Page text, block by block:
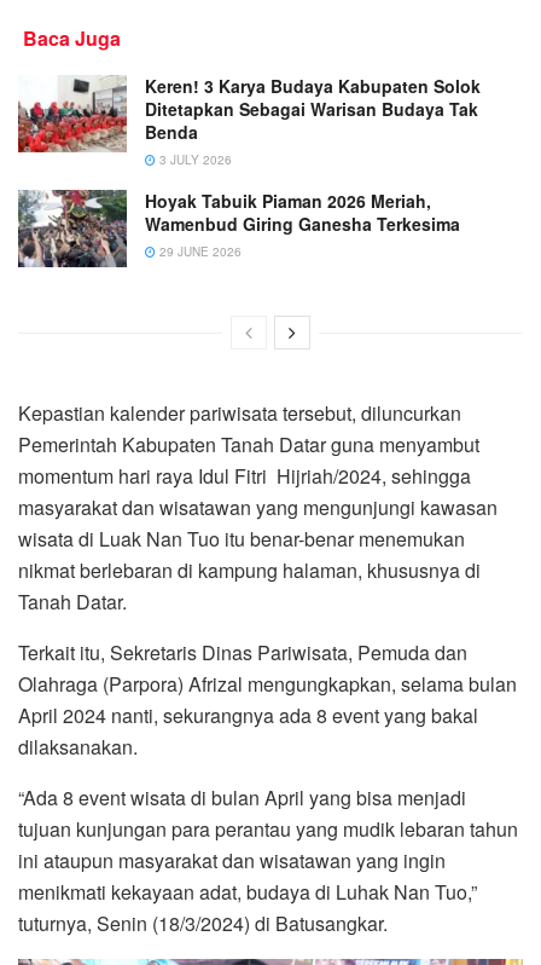
Baca Juga
Keren! 3 Karya Budaya Kabupaten Solok
Ditetapkan Sebagai Warisan Budaya Tak
Benda
3 JULY 2026
Hoyak Tabuik Piaman 2026 Meriah,
Wamenbud Giring Ganesha Terkesima
29 JUNE 2026
Kepastian kalender pariwisata tersebut, diluncurkan
Pemerintah Kabupaten Tanah Datar guna menyambut
momentum hari raya Idul Fitri Hijriah/2024, sehingga
masyarakat dan wisatawan yang mengunjungi kawasan
wisata di Luak Nan Tuo itu benar-benar menemukan
nikmat berlebaran di kampung halaman, khususnya di
Tanah Datar.
Terkait itu, Sekretaris Dinas Pariwisata, Pemuda dan
Olahraga (Parpora) Afrizal mengungkapkan, selama bulan
April 2024 nanti, sekurangnya ada 8 event yang bakal
dilaksanakan.
“Ada 8 event wisata di bulan April yang bisa menjadi
tujuan kunjungan para perantau yang mudik lebaran tahun
ini ataupun masyarakat dan wisatawan yang ingin
menikmati kekayaan adat, budaya di Luhak Nan Tuo,”
tuturnya, Senin (18/3/2024) di Batusangkar.